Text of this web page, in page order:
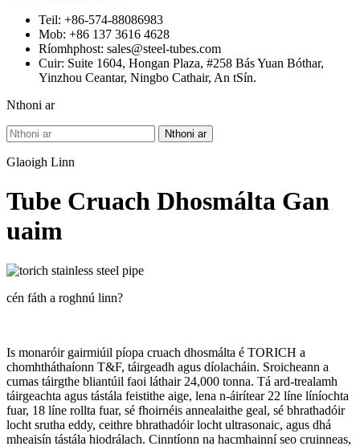
Teil: +86-574-88086983
Mob: +86 137 3616 4628
Ríomhphost: sales@steel-tubes.com
Cuir: Suite 1604, Hongan Plaza, #258 Bás Yuan Bóthar,
Yinzhou Ceantar, Ningbo Cathair, An tSín.
Nthoni ar
Nthoni ar
Glaoigh Linn
Tube Cruach Dhosmálta Gan
uaim
cén fáth a roghnú linn?
Is monaróir gairmiúil píopa cruach dhosmálta é TORICH a
chomhtháthaíonn T&F, táirgeadh agus díolacháin. Sroicheann a
cumas táirgthe bliantúil faoi láthair 24,000 tonna. Tá ard-trealamh
táirgeachta agus tástála feistithe aige, lena n-áirítear 22 líne líníochta
fuar, 18 líne rollta fuar, sé fhoirnéis annealaithe geal, sé bhrathadóir
locht srutha eddy, ceithre bhrathadóir locht ultrasonaic, agus dhá
mheaisín tástála hiodrálach. Cinntíonn na hacmhainní seo cruinneas,